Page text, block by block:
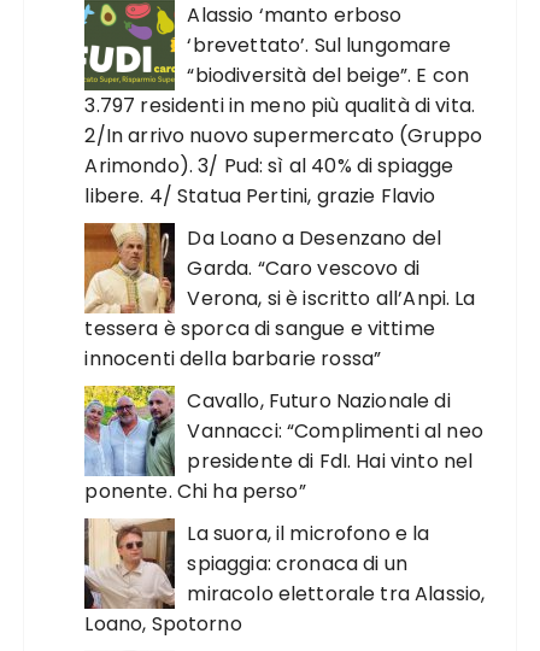
Alassio ‘manto erboso
‘brevettato’. Sul lungomare
“biodiversità del beige”. E con
3.797 residenti in meno più qualità di vita.
2/In arrivo nuovo supermercato (Gruppo
Arimondo). 3/ Pud: sì al 40% di spiagge
libere. 4/ Statua Pertini, grazie Flavio
Da Loano a Desenzano del
Garda. “Caro vescovo di
Verona, si è iscritto all’Anpi. La
tessera è sporca di sangue e vittime
innocenti della barbarie rossa”
Cavallo, Futuro Nazionale di
Vannacci: “Complimenti al neo
presidente di FdI. Hai vinto nel
ponente. Chi ha perso”
La suora, il microfono e la
spiaggia: cronaca di un
miracolo elettorale tra Alassio,
Loano, Spotorno